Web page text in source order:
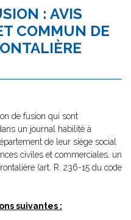
: AVIS
COMMUN DE
de fusion qui sont
un journal habilité à
de leur siège social
civiles et commerciales, un
(art. R. 236-15 du code
suivantes :